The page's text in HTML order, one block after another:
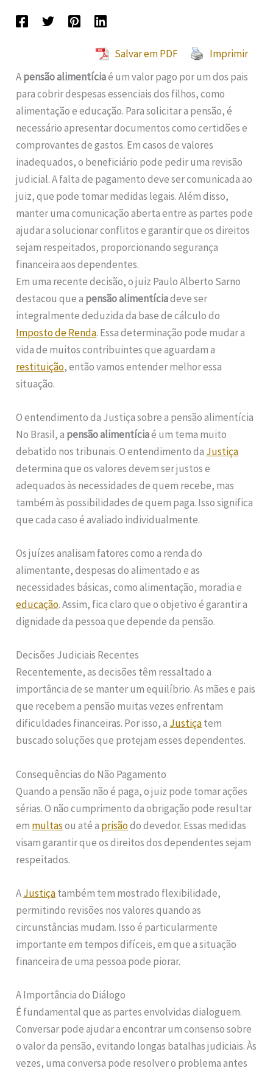
Salvar em PDF
Imprimir
Apensão alimentíciaé um valor pago por um dos pais
para cobrir despesas essenciais dos filhos, como
alimentação e educação. Para solicitar a pensão, é
necessário apresentar documentos como certidões e
comprovantes de gastos. Em casos de valores
inadequados, o beneficiário pode pedir uma revisão
judicial. A falta de pagamento deve ser comunicada ao
juiz, que pode tomar medidas legais. Além disso,
manter uma comunicação aberta entre as partes pode
ajudar a solucionar conflitos e garantir que os direitos
sejam respeitados, proporcionando segurança
financeira aos dependentes.
Em uma recente decisão, o juiz Paulo Alberto Sarno
destacou que a pensão alimentíciadeve ser
integralmente deduzida da base de cálculo do
Imposto de Renda. Essa determinação pode mudar a
vida de muitos contribuintes que aguardam a
restituição, então vamos entender melhor essa
situação.
O entendimento da Justiça sobre a pensão alimentícia
No Brasil, a pensão alimentíciaé um tema muito
debatido nos tribunais. O entendimento da Justiça
determina que os valores devem ser justos e
adequados às necessidades de quem recebe, mas
também às possibilidades de quem paga. Isso significa
que cada caso é avaliado individualmente.
Os juízes analisam fatores como a renda do
alimentante, despesas do alimentado e as
necessidades básicas, como alimentação, moradia e
educação. Assim, fica claro que o objetivo é garantir a
dignidade da pessoa que depende da pensão.
Decisões Judiciais Recentes
Recentemente, as decisões têm ressaltado a
importância de se manter um equilíbrio. As mães e pais
que recebem a pensão muitas vezes enfrentam
dificuldades financeiras. Por isso, a Justiçatem
buscado soluções que protejam esses dependentes.
Consequências do Não Pagamento
Quando a pensão não é paga, o juiz pode tomar ações
sérias. O não cumprimento da obrigação pode resultar
em multasou até a prisãodo devedor. Essas medidas
visam garantir que os direitos dos dependentes sejam
respeitados.
AJustiçatambém tem mostrado flexibilidade,
permitindo revisões nos valores quando as
circunstâncias mudam. Isso é particularmente
importante em tempos difíceis, em que a situação
financeira de uma pessoa pode piorar.
A Importância do Diálogo
É fundamental que as partes envolvidas dialoguem.
Conversar pode ajudar a encontrar um consenso sobre
o valor da pensão, evitando longas batalhas judiciais. Às
vezes, uma conversa pode resolver o problema antes